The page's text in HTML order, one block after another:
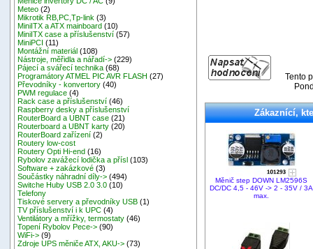
Meteo (2)
Mikrotik RB,PC,Tp-link (3)
MiniITX a ATX mainboard (10)
MiniITX case a příslušenství (57)
MiniPCI (11)
Montážní materiál (108)
Nástroje, měřidla a nářadí-> (229)
Pájecí a svářecí technika (68)
Programátory ATMEL PIC AVR FLASH (27)
Převodníky - konvertory (40)
PWM regulace (4)
Rack case a příslušenství (46)
Raspberry desky a příslušenství
RouterBoard a UBNT case (21)
Routerboard a UBNT karty (20)
RouterBoard zařízení (2)
Routery low-cost
Routery Opti Hi-end (16)
Rybolov zavážecí lodička a přísl (103)
Software + zakázkové (3)
Součástky náhradní díly-> (494)
Switche Huby USB 2.0 3.0 (10)
Telefony
Tiskové servery a převodníky USB (1)
TV příslušenství i k UPC (4)
Ventilátory a mřížky, termostaty (46)
Topení Rybolov Pece-> (90)
WiFi-> (9)
Zdroje UPS měniče ATX, AKU-> (73)
Tento
Zákaznící,
Měnič step DOWN LM2596S
DC/DC 4,5 - 46V -> 2 - 35V / 3A
max.